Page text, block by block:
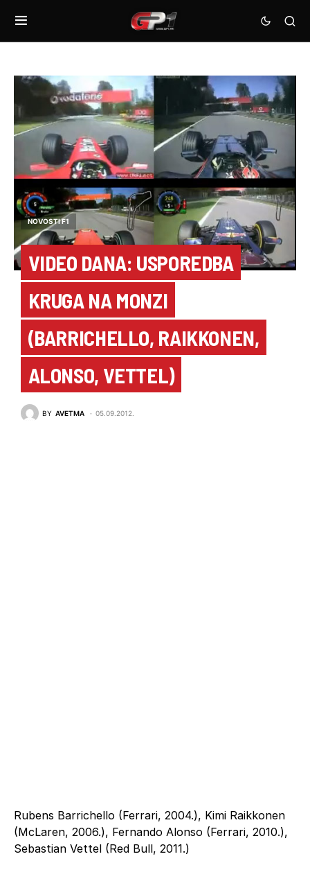
NOVOSTI F1
VIDEO DANA: USPOREDBA
KRUGA NA MONZI
(BARRICHELLO, RAIKKONEN,
ALONSO, VETTEL)
BY AVETMA 05.09.2012.
Rubens Barrichello (Ferrari, 2004.), Kimi Raikkonen
(McLaren, 2006.), Fernando Alonso (Ferrari, 2010.),
Sebastian Vettel (Red Bull, 2011.)